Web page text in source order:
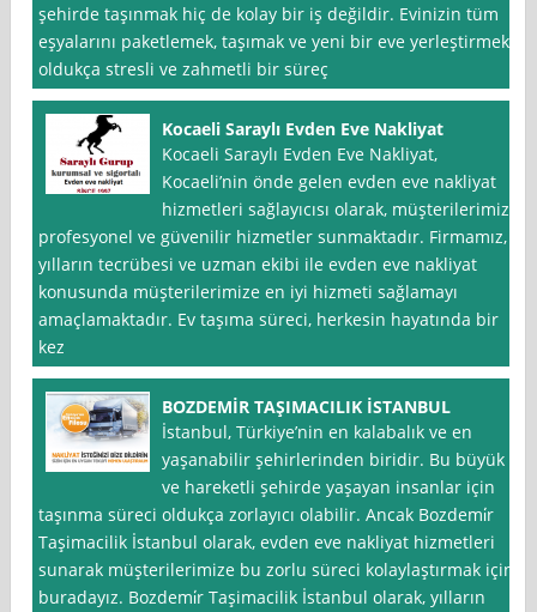
şehirde taşınmak hiç de kolay bir iş değildir. Evinizin tüm
eşyalarını paketlemek, taşımak ve yeni bir eve yerleştirmek
oldukça stresli ve zahmetli bir süreç
Kocaeli Saraylı Evden Eve Nakliyat
Kocaeli Saraylı Evden Eve Nakliyat,
Kocaeli’nin önde gelen evden eve nakliyat
hizmetleri sağlayıcısı olarak, müşterilerimize
profesyonel ve güvenilir hizmetler sunmaktadır. Firmamız,
yılların tecrübesi ve uzman ekibi ile evden eve nakliyat
konusunda müşterilerimize en iyi hizmeti sağlamayı
amaçlamaktadır. Ev taşıma süreci, herkesin hayatında bir
kez
BOZDEMİR TAŞIMACILIK İSTANBUL
İstanbul, Türkiye’nin en kalabalık ve en
yaşanabilir şehirlerinden biridir. Bu büyük
ve hareketli şehirde yaşayan insanlar için
taşınma süreci oldukça zorlayıcı olabilir. Ancak Bozdemi̇r
Taşimacilik İstanbul olarak, evden eve nakliyat hizmetleri
sunarak müşterilerimize bu zorlu süreci kolaylaştırmak için
buradayız. Bozdemi̇r Taşimacilik İstanbul olarak, yılların